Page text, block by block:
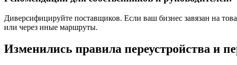
Диверсифицируйте поставщиков. Если ваш бизнес завязан на
или через иные маршруты.
Изменились правила переустройства и